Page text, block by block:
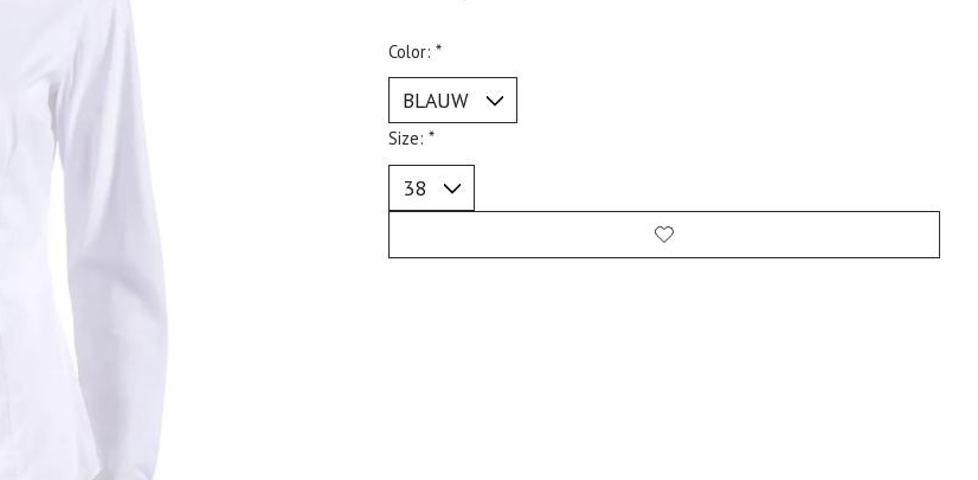
Color: *
Size: *